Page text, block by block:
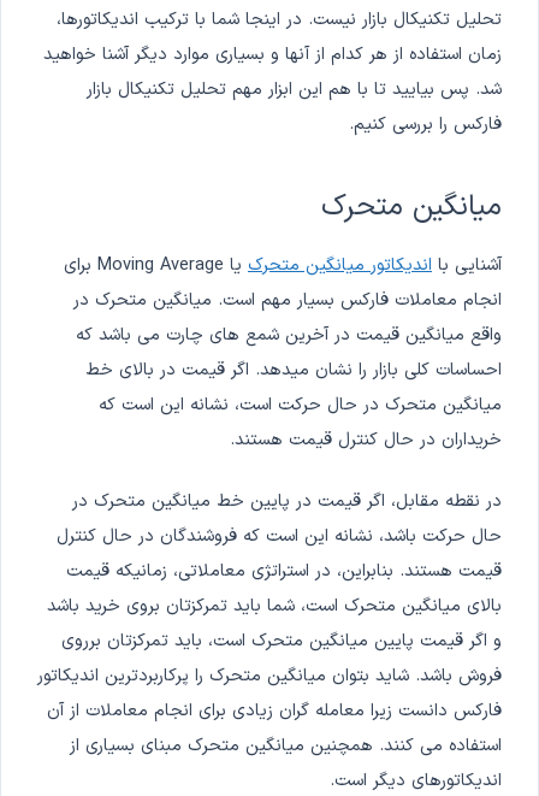
تحلیل تکنیکال بازار نیست. در اینجا شما با ترکیب اندیکاتورها،
زمان استفاده از هر کدام از آنها و بسیاری موارد دیگر آشنا خواهید
شد. پس بیایید تا با هم این ابزار مهم تحلیل تکنیکال بازار
فارکس را بررسی کنیم.
میانگین متحرک
آشنایی با اندیکاتور میانگین متحرک
یا Moving Average برای
انجام معاملات فارکس بسیار مهم است. میانگین متحرک در
واقع میانگین قیمت در آخرین شمع های چارت می باشد که
احساسات کلی بازار را نشان میدهد. اگر قیمت در بالای خط
میانگین متحرک در حال حرکت است، نشانه این است که
خریداران در حال کنترل قیمت هستند.
در نقطه مقابل، اگر قیمت در پایین خط میانگین متحرک در
حال حرکت باشد، نشانه این است که فروشندگان در حال کنترل
قیمت هستند. بنابراین، در استراتژی معاملاتی، زمانیکه قیمت
بالای میانگین متحرک است، شما باید تمرکزتان بروی خرید باشد
و اگر قیمت پایین میانگین متحرک است، باید تمرکزتان برروی
فروش باشد. شاید بتوان میانگین متحرک را پرکاربردترین اندیکاتور
فارکس دانست زیرا معامله گران زیادی برای انجام معاملات از آن
استفاده می کنند. همچنین میانگین متحرک مبنای بسیاری از
اندیکاتورهای دیگر است.